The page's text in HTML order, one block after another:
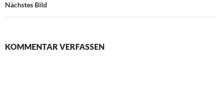
Nächstes Bild
KOMMENTAR VERFASSEN